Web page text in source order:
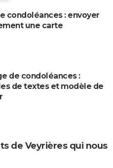
condoléances : envoyer
une carte
de condoléances :
de textes et modèle de
de Veyrières qui nous